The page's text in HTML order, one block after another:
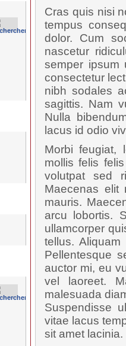
Cras quis nisi
tempus
dolor. Cum
nascetur
semper ipsum
consectetur
nibh sodales
sagittis. Nam
Nulla
lacus id odio
Morbi feugiat,
mollis felis
volutpat sed
Maecenas elit
mauris.
arcu lobortis.
ullamcorper
tellus.
Pellentesque
auctor mi, eu
vel laoreet.
malesuada
Suspendisse
vitae lacus
sit amet lacinia.